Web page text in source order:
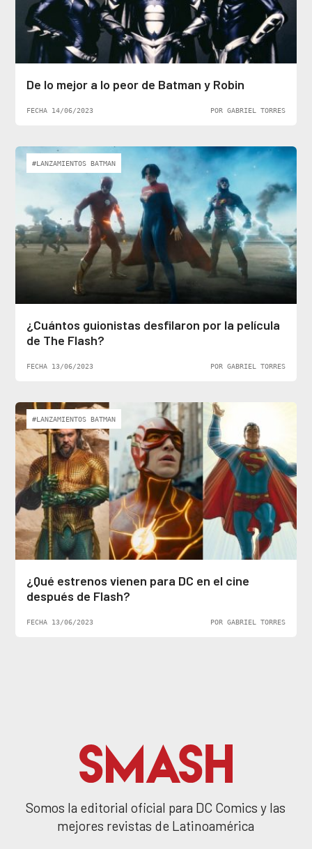
De lo mejor a lo peor de Batman y Robin
FECHA 14/06/2023 POR GABRIEL TORRES
#LANZAMIENTOS BATMAN
¿Cuántos guionistas desfilaron por la película
de The Flash?
FECHA 13/06/2023 POR GABRIEL TORRES
#LANZAMIENTOS BATMAN
¿Qué estrenos vienen para DC en el cine
después de Flash?
FECHA 13/06/2023 POR GABRIEL TORRES
Somos la editorial oficial para DC Comics y las
mejores revistas de Latinoamérica